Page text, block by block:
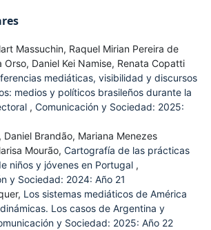
Massuchin, Raquel Mirian Pereira de
Orso, Daniel Kei Namise, Renata Copatti
mediáticas, visibilidad y discursos
medios y políticos brasileños durante la
, Comunicación y Sociedad: 2025:
Daniel Brandão, Mariana Menezes
Mourão, Cartografía de las prácticas
niños y jóvenes en Portugal ,
y Sociedad: 2024: Año 21
Los sistemas mediáticos de América
Los casos de Argentina y
y Sociedad: 2025: Año 22